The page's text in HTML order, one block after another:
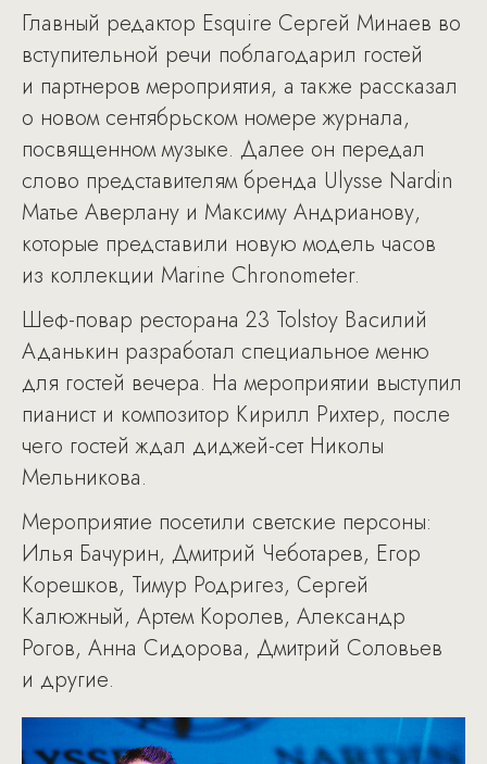
Главный редактор Esquire Сергей Минаев во
вступительной речи поблагодарил гостей
и партнеров мероприятия, а также рассказал
о новом сентябрьском номере журнала,
посвященном музыке. Далее он передал
слово представителям бренда Ulysse Nardin
Матье Аверлану и Максиму Андрианову,
которые представили новую модель часов
из коллекции Marine Chronometer.
Шеф-повар ресторана 23 Tolstoy Василий
Аданькин разработал специальное меню
для гостей вечера. На мероприятии выступил
пианист и композитор Кирилл Рихтер, после
чего гостей ждал диджей-сет Николы
Мельникова.
Мероприятие посетили светские персоны:
Илья Бачурин, Дмитрий Чеботарев, Егор
Корешков, Тимур Родригез, Сергей
Калюжный, Артем Королев, Александр
Рогов, Анна Сидорова, Дмитрий Соловьев
и другие.